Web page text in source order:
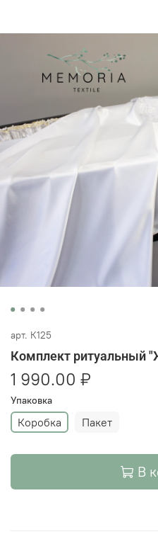
арт. К125
Комплект ритуальный
1 990.00 ₽
Упаковка
Коробка Пакет
В